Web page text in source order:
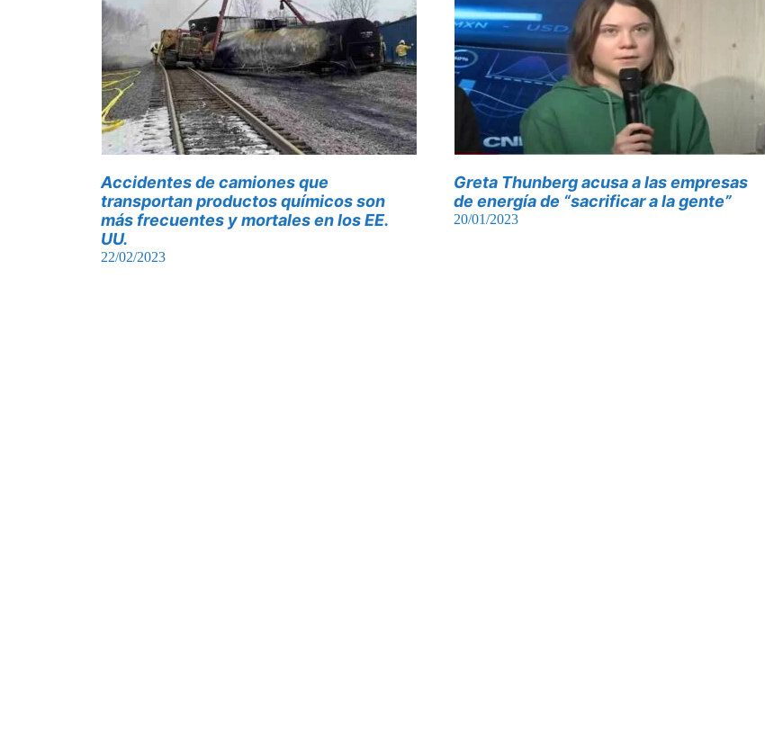
Accidentes de camiones que
transportan productos químicos son
más frecuentes y mortales en los EE.
UU.
22/02/2023
Greta Thunberg acusa a las empresas
de energía de “sacrificar a la gente”
20/01/2023